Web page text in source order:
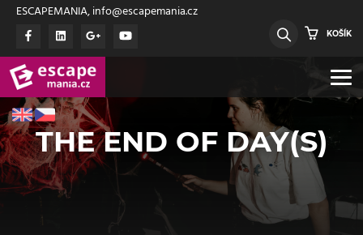
ESCAPEMANIA, info@escapemania.cz
KOŠÍK
THE END OF DAY(S)